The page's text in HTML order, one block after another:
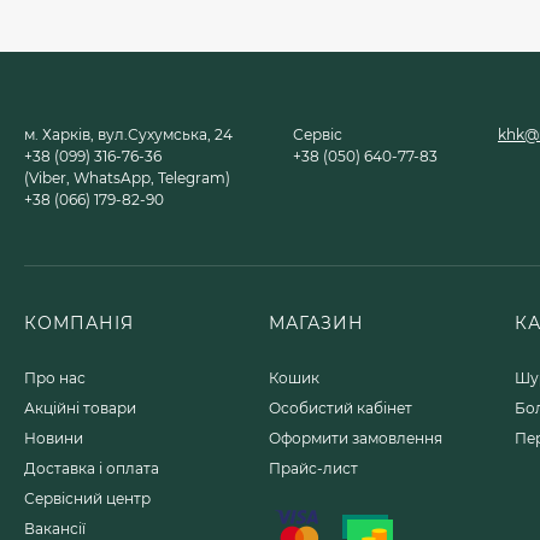
(616468000)
150 грн.
Відбійний молоток
м. Харків, вул.Сухумська, 24
+38 (099) 316-76-36
(Viber, WhatsApp, Telegram)
+38 (066) 179-82-90
Сервіс
+38 (050) 640-77-83
КОМПАНІЯ
Про нас
Акційні товари
Новини
Доставка і оплата
Сервісний центр
Вакансії
МАГАЗИН
Кошик
Особистий кабінет
Оформити замовлення
Прайс-лист